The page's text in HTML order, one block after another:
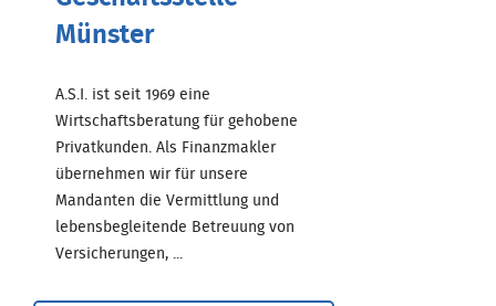
Münster
A.S.I. ist seit 1969 eine
Wirtschaftsberatung für gehobene
Privatkunden. Als Finanzmakler
übernehmen wir für unsere
Mandanten die Vermittlung und
lebensbegleitende Betreuung von
Versicherungen, ...